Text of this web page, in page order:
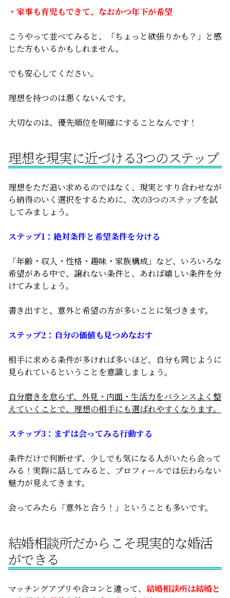
・家事も育児もできて、なおかつ年下が希望
こうやって並べてみると、「ちょっと欲張りかも？」と感
じた方もいるかもしれません。
でも安心してください。
理想を持つのは悪くないんです。
大切なのは、優先順位を明確にすることなんです！
理想を現実に近づける3つのステップ
理想をただ追い求めるのではなく、現実とすり合わせなが
ら納得のいく選択をするために、次の3つのステップを試
してみましょう。
ステップ1：絶対条件と希望条件を分ける
「年齢・収入・性格・趣味・家族構成」など、いろいろな
希望がある中で、譲れない条件と、あれば嬉しい条件を分
けてみましょう。
書き出すと、意外と希望の方が多いことに気づきます。
ステップ2：自分の価値も見つめなおす
相手に求める条件が多ければ多いほど、自分も同じように
見られているということを意識しましょう。
自分磨きを怠らず、外見・内面・生活力をバランスよく整
えていくことで、理想の相手にも選ばれやすくなります。
ステップ3：まずは会ってみる行動する
条件だけで判断せず、少しでも気になる人がいたら会って
みる！実際に話してみると、プロフィールでは伝わらない
魅力が見えてきます。
会ってみたら「意外と合う！」ということも多いです。
結婚相談所だからこそ現実的な婚活
ができる
マッチングアプリや合コンと違って、 結婚相談所は結婚と